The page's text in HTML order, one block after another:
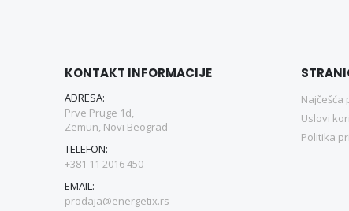
KONTAKT INFORMACIJE
ADRESA:
Prve Pruge 1d,
Zemun, Novi Beograd
TELEFON:
+381 11 2016 450
EMAIL:
prodaja@energetix.rs
Najčešća
Uslovi
Politika